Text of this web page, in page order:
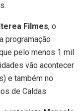
Filmes, o
programação
pelo menos 1 mil
vão acontecer
e também no
de Caldas.